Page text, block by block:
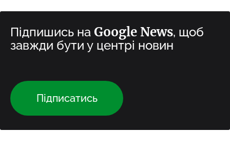
Підпишись на Google News, щоб
завжди бути у центрі новин
Підписатись